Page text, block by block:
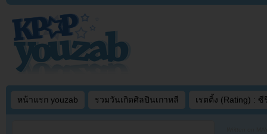
หน้าแรก youzab รวมวันเกิดศิลปินเกาหลี เรตติ้ง (Rating) : ซี